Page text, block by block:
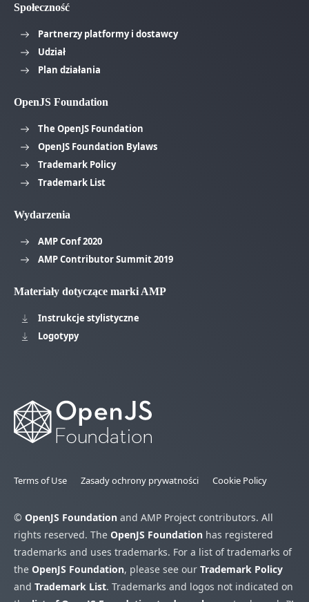
Społeczność
Partnerzy platformy i dostawcy
Udział
Plan działania
OpenJS Foundation
The OpenJS Foundation
OpenJS Foundation Bylaws
Trademark Policy
Trademark List
Wydarzenia
AMP Conf 2020
AMP Contributor Summit 2019
Materiały dotyczące marki AMP
Instrukcje stylistyczne
Logotypy
Terms of Use Zasady ochrony prywatności Cookie Policy
© OpenJS Foundation and AMP Project contributors. All
rights reserved. The OpenJS Foundation has registered
trademarks and uses trademarks. For a list of trademarks of
the OpenJS Foundation, please see our Trademark Policy
and Trademark List. Trademarks and logos not indicated on